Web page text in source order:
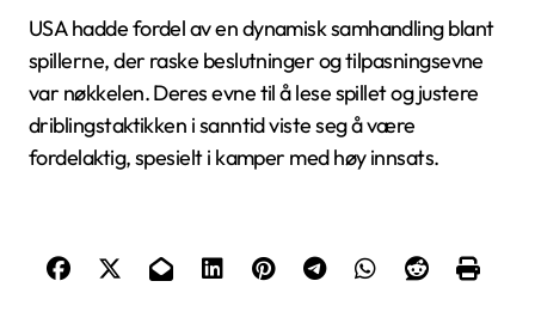
USA hadde fordel av en dynamisk samhandling blant
spillerne, der raske beslutninger og tilpasningsevne
var nøkkelen. Deres evne til å lese spillet og justere
driblingstaktikken i sanntid viste seg å være
fordelaktig, spesielt i kamper med høy innsats.